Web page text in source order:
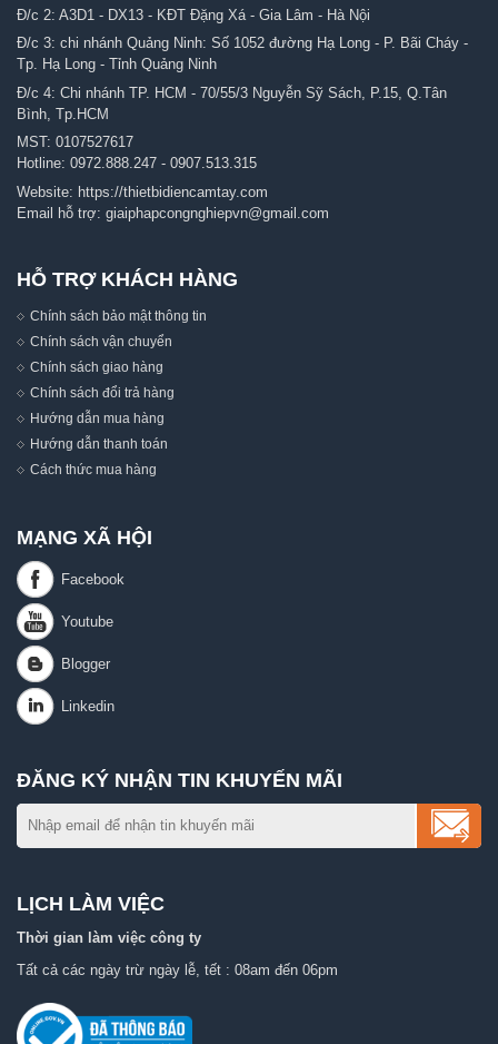
Đ/c 2: A3D1 - DX13 - KĐT Đặng Xá - Gia Lâm - Hà Nội
Đ/c 3: chi nhánh Quảng Ninh: Số 1052 đường Hạ Long - P. Bãi Cháy -
Tp. Hạ Long - Tỉnh Quảng Ninh
Đ/c 4: Chi nhánh TP. HCM - 70/55/3 Nguyễn Sỹ Sách, P.15, Q.Tân
Bình, Tp.HCM
MST: 0107527617
Hotline: 0972.888.247 - 0907.513.315
Website: https://thietbidiencamtay.com
Email hỗ trợ: giaiphapcongnghiepvn@gmail.com
HỖ TRỢ KHÁCH HÀNG
Chính sách bảo mật thông tin
Chính sách vận chuyển
Chính sách giao hàng
Chính sách đổi trả hàng
Hướng dẫn mua hàng
Hướng dẫn thanh toán
Cách thức mua hàng
MẠNG XÃ HỘI
ĐĂNG KÝ NHẬN TIN KHUYẾN MÃI
LỊCH LÀM VIỆC
Thời gian làm việc công ty
Tất cả các ngày trừ ngày lễ, tết : 08am đến 06pm